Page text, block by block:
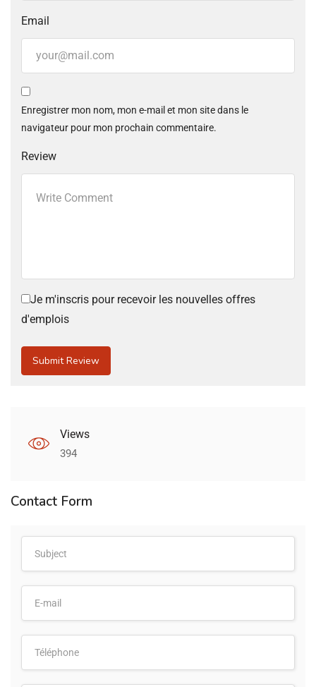
Email
Enregistrer mon nom, mon e-mail et mon site dans le
navigateur pour mon prochain commentaire.
Review
Je m'inscris pour recevoir les nouvelles offres
d'emplois
Views
394
Contact Form